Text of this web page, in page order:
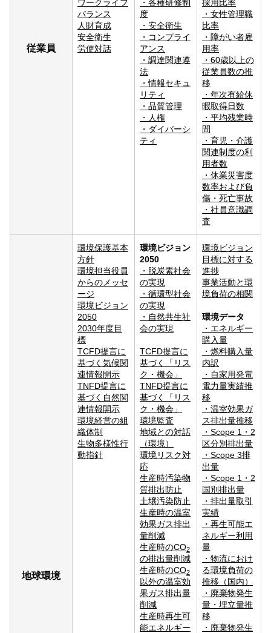
従業員
ワークライフ
バランス
人財育成
安全衛生
労使対話
・ 各種研修制
度
・ 安全衛生
・ コンプライ
アンス
・ 調達関連遵
法
・情報セキュ
リティ
・ 品質管理
・ 人権
・ ダイバーシ
ティ
採用比率
・ 女性管理職
比率
・ 障がい者雇
用率
・ 60歳以上の
従業員数の推
移
・ 年次有給休
暇取得日数
・ 平均残業時
間
・ 育児・介護
関連制度の利
用者数
・ 休業災害度
数率および負
傷・死亡事故
・ 社員意識調
査
地球環境
環境保護基本
方針
環境担当役員
からのメッセ
ージ
環境ビジョン
2050
2030年度目
標
TCFD提言に
基づく気候関
連情報開示
TNFD提言に
基づく自然関
連情報開示
環境経営の組
織体制
生物多様性行
動指針
環境ビジョン
2050
・ 脱炭素社会
の実現
・ 循環型社会
の実現
・ 自然共生社
会の実現
TCFD提言に
基づく「リス
ク・機会」
TNFD提言に
基づく「リス
ク・機会」
環境監査
地域との対話
（環境）
環境リスク対
応
生産時汚染物
質排出防止
土壌汚染防止
生産時の温室
効果ガス排出
量削減
生産時のCO2
の排出量削減
生産時のCO2
以外の温室効
果ガス排出量
削減
生産時再生可
能エネルギー
環境ビジョン
目標に対する
進捗
事業活動と環
境負荷の相関
環境データ
・ エネルギー
購入量
・ 燃料購入量
内訳
・ 自家用発電
電力量実績推
移
・ 温室効果ガ
ス排出量推移
・ Scope 1・2
区分別排出量
・ Scope 3排
出量
・ Scope 1・2
国別排出量
・ 排出量取引
実績
・ 再生可能エ
ネルギー利用
量
・ 物流におけ
る環境負荷の
推移（国内）
・ 廃棄物発生
量・埋立量推
移
・ 廃棄物発生